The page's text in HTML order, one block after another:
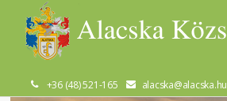
+36 (48) 521-165 alacska@alacska.hu